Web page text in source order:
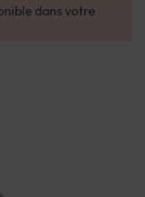
dans votre